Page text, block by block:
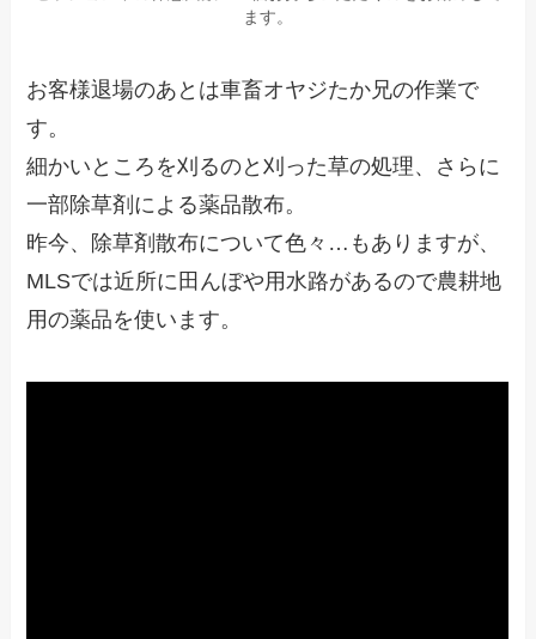
ます。
お客様退場のあとは車畜オヤジたか兄の作業で
す。
細かいところを刈るのと刈った草の処理、さらに
一部除草剤による薬品散布。
昨今、除草剤散布について色々…もありますが、
MLSでは近所に田んぼや用水路があるので農耕地
用の薬品を使います。